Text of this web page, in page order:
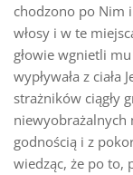
chodzono po Nim
włosy i w te
głowie wgnietli
wypływała z ciała
strażników ciągły
niewyobrażalnych
godnością i z
wiedząc, że po to,